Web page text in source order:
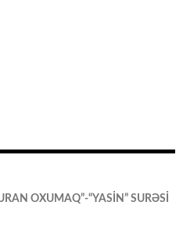
OXUMAQ”-“YASİN” SURƏSİ